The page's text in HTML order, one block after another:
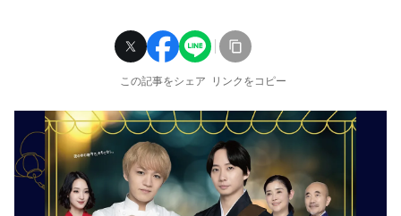
この記事をシェア リンクをコピー